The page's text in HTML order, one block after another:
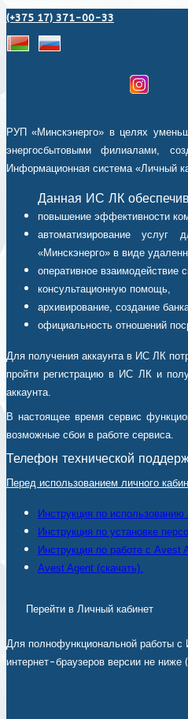
(+375 17) 371-00-33
РУП «Минскэнерго» в целях
энергосбытовыми филиалами,
Информационная система «Личный
Данная ИС ЛК
повышение эффективности
автоматизирование
«Минскэнерго» в виде
оперативное взаимодействие
консультационную помощь,
архивирование, создание
официальность отношений
Для получения аккаунта в ИС ЛК
пройти регистрацию в ИС ЛК и
аккаунта.
В настоящее время сервис
возможные сбои в работе сервиса.
Телефон технической
Перед использованием личного
Инструкция по
Инструкция по установке
Инструкция по работе с Avest
Avest Agent (скачать).
Перейти в Личный кабинет
Для полнофункциональной работы
интернет-браузеров версии не ниже (